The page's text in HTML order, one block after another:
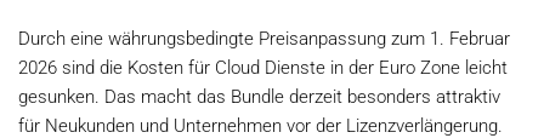
Durch eine währungsbedingte Preisanpassung zum 1. Februar
2026 sind die Kosten für Cloud Dienste in der Euro Zone leicht
gesunken. Das macht das Bundle derzeit besonders attraktiv
für Neukunden und Unternehmen vor der Lizenzverlängerung.